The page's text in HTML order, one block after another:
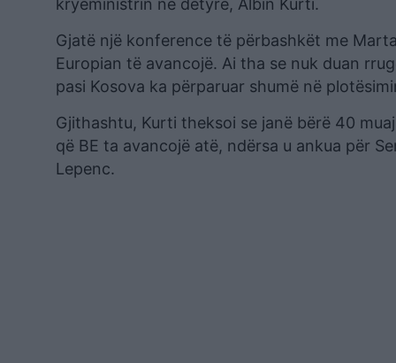
kryeministrin në detyrë, Albin Kurti.
Gjatë një konference të përbashkët me
Europian të avancojë. Ai tha se nuk duan
pasi Kosova ka përparuar shumë në
Gjithashtu, Kurti theksoi se janë bërë 40
që BE ta avancojë atë, ndërsa u ankua për
Lepenc.